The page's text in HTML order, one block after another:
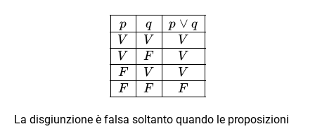
\begin{array}{|c|c|c|}
p
V
V
F
F
q
V
F
V
F
p ∨ q
V
V
V
F
La disgiunzione è falsa soltanto quando le proposizioni